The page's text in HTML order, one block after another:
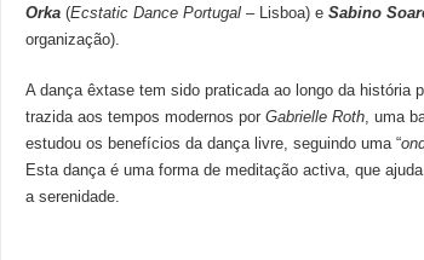
Orka (Ecstatic Dance Portugal– Lisboa) e Sabino
organização).
A dança êxtase tem sido praticada ao longo da história
trazida aos tempos modernos por Gabrielle Roth, uma
estudou os benefícios da dança livre, seguindo uma “
Esta dança é uma forma de meditação activa, que
a serenidade.